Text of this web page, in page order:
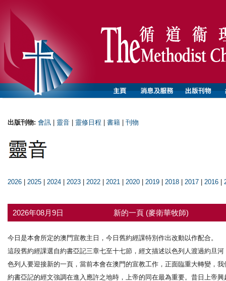
出版刊物: 會訊 靈音 靈修日程 書籍 刊物
2026 | 2025 | 2024 | 2023 | 2022 | 2021 | 2020 | 2019 | 2018 | 2017 | 2016 |
2026年08月9日 新的一頁 (麥衛華牧師)
今日是本會所定的澳門宣教主日，今日舊約經課特別作出改動以作配合。
這段舊約經課選自約書亞記三章七至十七節，經文描述以色列人渡過約旦
色列人要迎接新的一頁，當前本會在澳門的宣教工作，正面臨重大轉變，
約書亞記的經文強調在進入應許之地時，上帝的同在最為重要。昔日上帝